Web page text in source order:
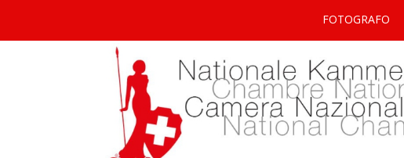
FOTOGRAFO